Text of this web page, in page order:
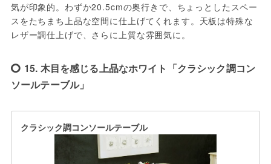
気が印象的。わずか20.5cmの奥行きで、ちょっとしたスペー
スをたちまち上品な空間に仕上げてくれます。天板は特殊な
レザー調仕上げで、さらに上質な雰囲気に。
15. 木目を感じる上品なホワイト「クラシック調コン
ソールテーブル」
クラシック調コンソールテーブル